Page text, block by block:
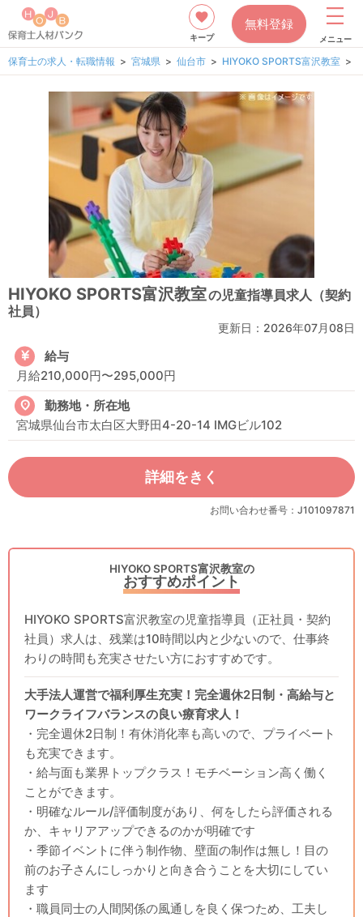
キープ
無料登録
メニュー
保育士の求人・転職情報 宮城県 仙台市 HIYOKO SPORTS富沢教室
HIYOKO SPORTS富沢教室の児童指導員求人（契約
社員）
更新日： 2026年07月08日
給与
月給210,000円〜295,000円
勤務地・所在地
宮城県仙台市太白区大野田4-20-14 IMGビル102
詳細をきく
お問い合わせ番号：J101097871
HIYOKO SPORTS富沢教室の
おすすめポイント
HIYOKO SPORTS富沢教室の児童指導員（正社員・契約
社員）求人は、残業は10時間以内と少ないので、仕事終
わりの時間も充実させたい方におすすめです。
大手法人運営で福利厚生充実！完全週休2日制・高給与と
ワークライフバランスの良い療育求人！
・完全週休2日制！有休消化率も高いので、プライベート
も充実できます。
・給与面も業界トップクラス！モチベーション高く働く
ことができます。
・明確なルール/評価制度があり、何をしたら評価される
か、キャリアアップできるのかが明確です
・季節イベントに伴う制作物、壁面の制作は無し！目の
前のお子さんにしっかりと向き合うことを大切にしてい
ます
・職員同士の人間関係の風通しを良く保つため、工夫し